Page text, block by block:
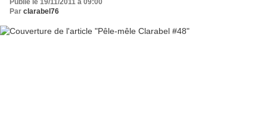
Publié le 19/11/2011 à 09:00
Par clarabel76